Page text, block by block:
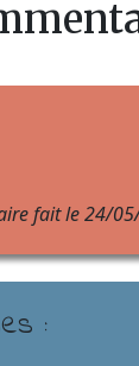
fait le 24/
: